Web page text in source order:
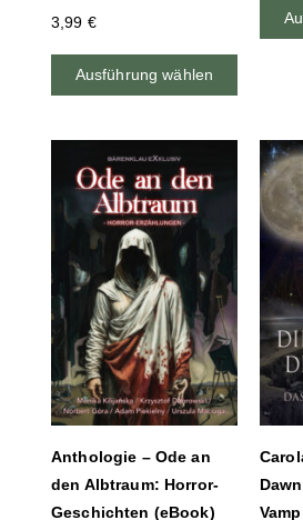
3,99 €
Ausführung wählen
Anthologie – Ode an
den Albtraum: Horror-
Geschichten (eBook)